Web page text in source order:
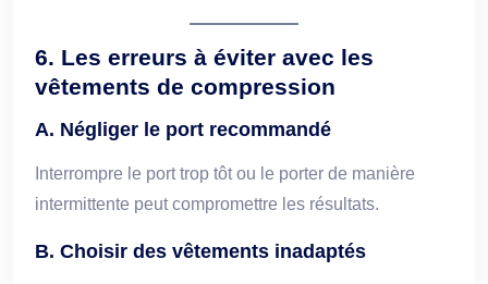
6. Les erreurs à éviter avec les
vêtements de compression
A. Négliger le port recommandé
Interrompre le port trop tôt ou le porter de manière
intermittente peut compromettre les résultats.
B. Choisir des vêtements inadaptés